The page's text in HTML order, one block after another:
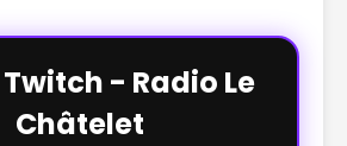
Twitch - Radio Le
Châtelet